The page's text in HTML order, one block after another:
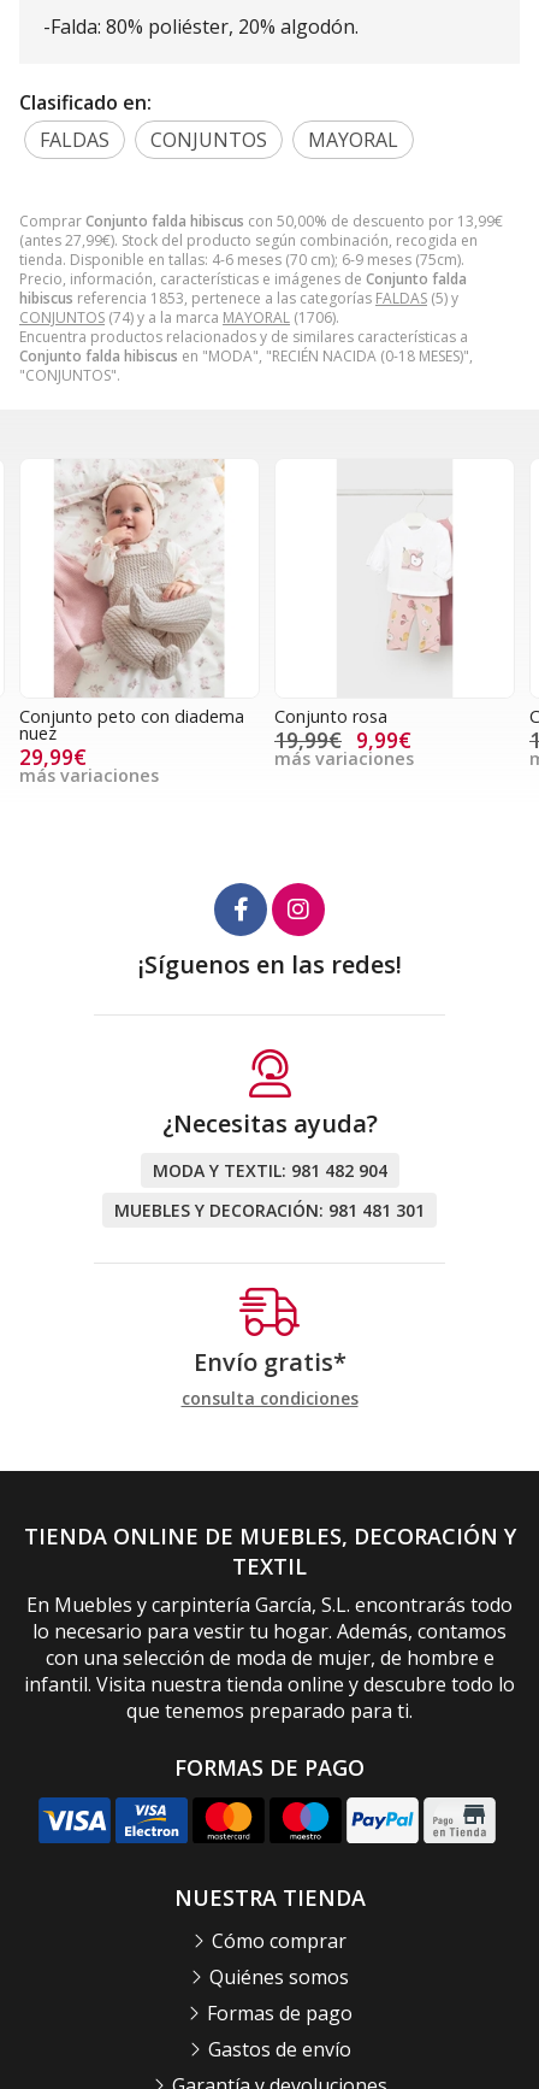
ComprarConjunto falda hibiscus con 50,00% de descuento por 13,99€
(antes27,99€). Stock del producto según combinación, recogida en
tienda. Disponible en tallas: 4-6 meses (70 cm); 6-9 meses (75cm).
Precio, información, características e imágenes de Conjunto falda
hibiscus referencia 1853, pertenece a las categorías FALDAS (5) y
CONJUNTOS (74) y a la marca MAYORAL (1706).
Encuentra productos relacionados y de similares características a
Conjunto falda hibiscus en "MODA", "RECIÉN NACIDA (0-18 MESES)",
"CONJUNTOS".
-Falda: 80% poliéster, 20% algodón.
Clasificado en:
FALDAS
CONJUNTOS MAYORAL
Conjunto peto con diadema
nuez
29,99€
más variaciones
Conjunto rosa
19,99€ 9,99€
más variaciones
¡Síguenos en las redes!
¿Necesitas ayuda?
MODA Y TEXTIL: 981 482 904
MUEBLES Y DECORACIÓN: 981 481 301
Envío gratis*
consulta condiciones
TIENDA ONLINE DE MUEBLES, DECORACIÓN Y
TEXTIL
En Muebles y carpintería García, S.L. encontrarás todo
lo necesario para vestir tu hogar. Además, contamos
con una selección de moda de mujer, de hombre e
infantil. Visita nuestra tienda online y descubre todo lo
que tenemos preparado para ti.
FORMAS DE PAGO
NUESTRA TIENDA
Cómo comprar
Quiénes somos
Formas de pago
Gastos de envío